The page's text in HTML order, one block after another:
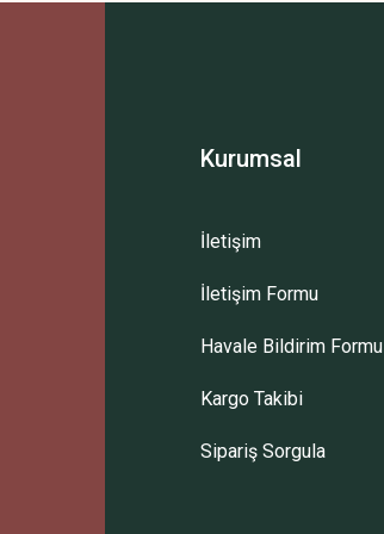
Bu ürüne ilk yorumu siz yapın!
Gönder
Kurumsal
İletişim
İletişim Formu
Havale Bildirim Formu
Kargo Takibi
Sipariş Sorgula